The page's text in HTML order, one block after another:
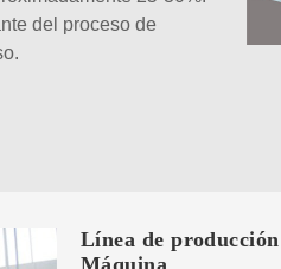
del proceso de
Línea de
Máquina